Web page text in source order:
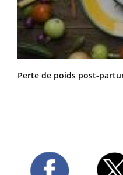
Perte de poids post-